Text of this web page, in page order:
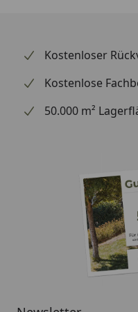
Optionale
Kostenloser
Kostenlose
50.000 m²